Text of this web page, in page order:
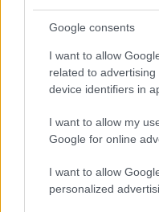
Google consents
I want to allow
related to
device identifiers in
I want to allow my
Google for online
I want to allow
personalized
06:5118.02.26
Παράθυρο για
πρόστιμα της